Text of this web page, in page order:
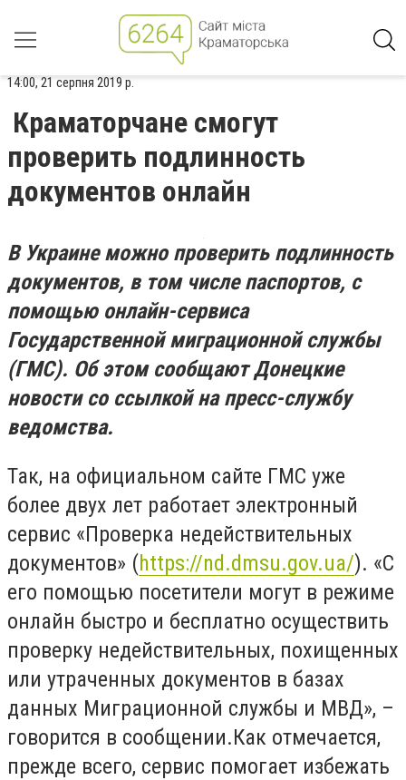
14:00, 21 серпня 2019 р.
Краматорчане смогут
проверить подлинность
документов онлайн
В Украине можно проверить подлинность
документов, в том числе паспортов, с
помощью онлайн-сервиса
Государственной миграционной службы
(ГМС). Об этом сообщают Донецкие
новости со ссылкой на пресс-службу
ведомства.
Так, на официальном сайте ГМС уже
более двух лет работает электронный
сервис «Проверка недействительных
документов» (https://nd.dmsu.gov.ua/). «С
его помощью посетители могут в режиме
онлайн быстро и бесплатно осуществить
проверку недействительных, похищенных
или утраченных документов в базах
данных Миграционной службы и МВД», –
говорится в сообщении.Как отмечается,
прежде всего, сервис помогает избежать